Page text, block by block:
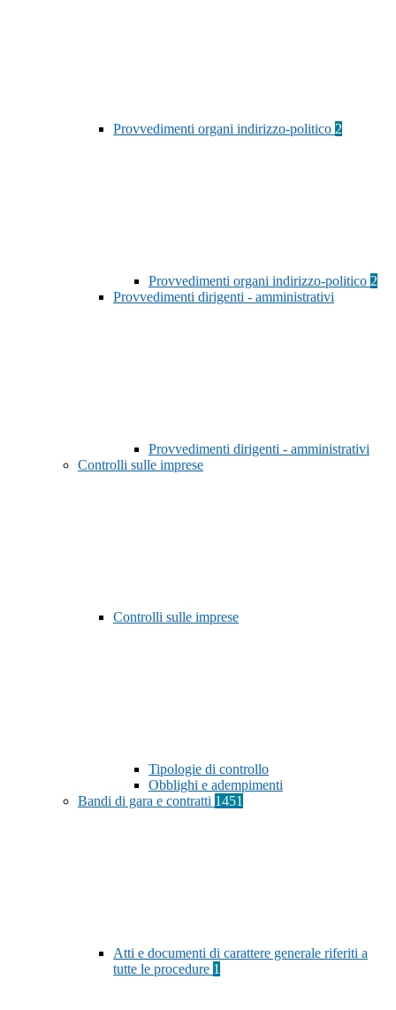
Provvedimenti organi indirizzo-politico 2
Provvedimenti organi indirizzo-politico 2
Provvedimenti dirigenti - amministrativi
Provvedimenti dirigenti - amministrativi
Controlli sulle imprese
Controlli sulle imprese
Tipologie di controllo
Obblighi e adempimenti
Bandi di gara e contratti 1451
Atti e documenti di carattere generale riferiti a
tutte le procedure 1